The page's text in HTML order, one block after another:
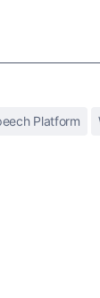
Platform